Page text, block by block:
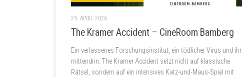
25. APRIL 2026
The Kramer Accident – CineRoom Bamberg
Ein verlassenes Forschungsinstitut, ein tödlicher Virus und ihr
mittendrin. The Kramer Accident setzt nicht auf klassische
Rätsel, sondern auf ein intensives Katz-und-Maus-Spiel mit